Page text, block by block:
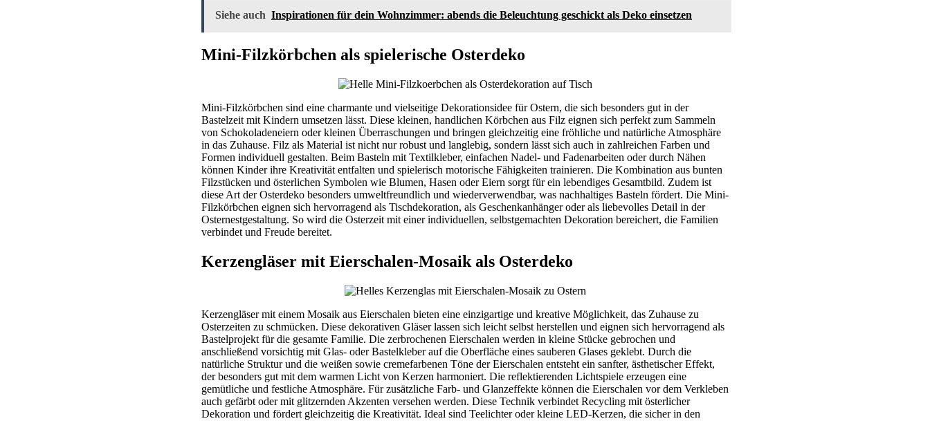
Siehe auch Inspirationen für dein Wohnzimmer: abends die Beleuchtung geschickt als Deko einsetzen
Mini-Filzkörbchen als spielerische Osterdeko
Mini-Filzkörbchen sind eine charmante und vielseitige Dekorationsidee für Ostern, die sich besonders gut in der
Bastelzeit mit Kindern umsetzen lässt. Diese kleinen, handlichen Körbchen aus Filz eignen sich perfekt zum Sammeln
von Schokoladeneiern oder kleinen Überraschungen und bringen gleichzeitig eine fröhliche und natürliche Atmosphäre
in das Zuhause. Filz als Material ist nicht nur robust und langlebig, sondern lässt sich auch in zahlreichen Farben und
Formen individuell gestalten. Beim Basteln mit Textilkleber, einfachen Nadel- und Fadenarbeiten oder durch Nähen
können Kinder ihre Kreativität entfalten und spielerisch motorische Fähigkeiten trainieren. Die Kombination aus bunten
Filzstücken und österlichen Symbolen wie Blumen, Hasen oder Eiern sorgt für ein lebendiges Gesamtbild. Zudem ist
diese Art der Osterdeko besonders umweltfreundlich und wiederverwendbar, was nachhaltiges Basteln fördert. Die Mini-
Filzkörbchen eignen sich hervorragend als Tischdekoration, als Geschenkanhänger oder als liebevolles Detail in der
Osternestgestaltung. So wird die Osterzeit mit einer individuellen, selbstgemachten Dekoration bereichert, die Familien
verbindet und Freude bereitet.
Kerzengläser mit Eierschalen-Mosaik als Osterdeko
Kerzengläser mit einem Mosaik aus Eierschalen bieten eine einzigartige und kreative Möglichkeit, das Zuhause zu
Osterzeiten zu schmücken. Diese dekorativen Gläser lassen sich leicht selbst herstellen und eignen sich hervorragend als
Bastelprojekt für die gesamte Familie. Die zerbrochenen Eierschalen werden in kleine Stücke gebrochen und
anschließend vorsichtig mit Glas- oder Bastelkleber auf die Oberfläche eines sauberen Glases geklebt. Durch die
natürliche Struktur und die weißen sowie cremefarbenen Töne der Eierschalen entsteht ein sanfter, ästhetischer Effekt,
der besonders gut mit dem warmen Licht von Kerzen harmoniert. Die reflektierenden Lichtspiele erzeugen eine
gemütliche und festliche Atmosphäre. Für zusätzliche Farb- und Glanzeffekte können die Eierschalen vor dem Verkleben
auch gefärbt oder mit glitzernden Akzenten versehen werden. Diese Technik verbindet Recycling mit österlicher
Dekoration und fördert gleichzeitig die Kreativität. Ideal sind Teelichter oder kleine LED-Kerzen, die sicher in den